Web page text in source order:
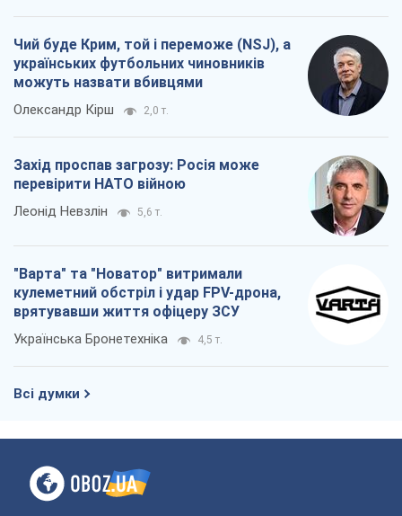
Чий буде Крим, той і переможе (NSJ), а
українських футбольних чиновників
можуть назвати вбивцями
Олександр Кірш 2,0 т.
Захід проспав загрозу: Росія може
перевірити НАТО війною
Леонід Невзлін 5,6 т.
"Варта" та "Новатор" витримали
кулеметний обстріл і удар FPV-дрона,
врятувавши життя офіцеру ЗСУ
Українська Бронетехніка 4,5 т.
Всі думки